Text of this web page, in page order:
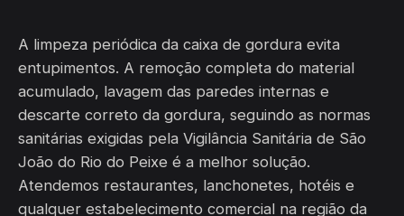
A limpeza periódica da caixa de gordura evita
entupimentos. A remoção completa do material
acumulado, lavagem das paredes internas e
descarte correto da gordura, seguindo as normas
sanitárias exigidas pela Vigilância Sanitária de São
João do Rio do Peixe é a melhor solução.
Atendemos restaurantes, lanchonetes, hotéis e
qualquer estabelecimento comercial na região da